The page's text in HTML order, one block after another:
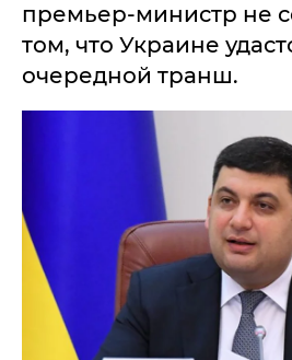
премьер-министр не
том, что Украине
очередной транш.